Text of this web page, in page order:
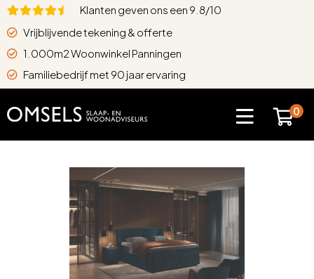
Klanten geven ons een 9.8/10
Vrijblijvende tekening & offerte
1.000m2 Woonwinkel Panningen
Familiebedrijf met 90 jaar ervaring
0